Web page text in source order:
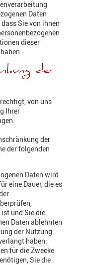
Daten
Sie von ihnen
dieser
der
von uns
Ihrer
der
der folgenden
Daten wird
eine Dauer, die es
und Sie die
Daten ablehnten
der Nutzung
haben;
für die Zwecke
Sie die